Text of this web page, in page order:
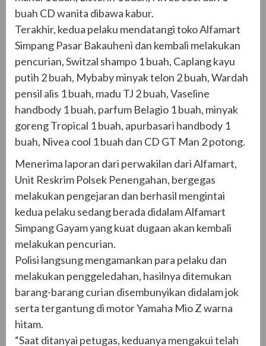
buah CD wanita dibawa kabur.
Terakhir, kedua pelaku mendatangi toko Alfamart
Simpang Pasar Bakauheni dan kembali melakukan
pencurian, Switzal shampo 1 buah, Caplang kayu
putih 2 buah, Mybaby minyak telon 2 buah, Wardah
pensil alis 1 buah, madu TJ 2 buah, Vaseline
handbody 1 buah, parfum Belagio 1 buah, minyak
goreng Tropical 1 buah, apurbasari handbody 1
buah, Nivea cool 1 buah dan CD GT Man 2 potong.
Menerima laporan dari perwakilan dari Alfamart,
Unit Reskrim Polsek Penengahan, bergegas
melakukan pengejaran dan berhasil mengintai
kedua pelaku sedang berada didalam Alfamart
Simpang Gayam yang kuat dugaan akan kembali
melakukan pencurian.
Polisi langsung mengamankan para pelaku dan
melakukan penggeledahan, hasilnya ditemukan
barang-barang curian disembunyikan didalam jok
serta tergantung di motor Yamaha Mio Z warna
hitam.
“Saat ditanyai petugas, keduanya mengakui telah